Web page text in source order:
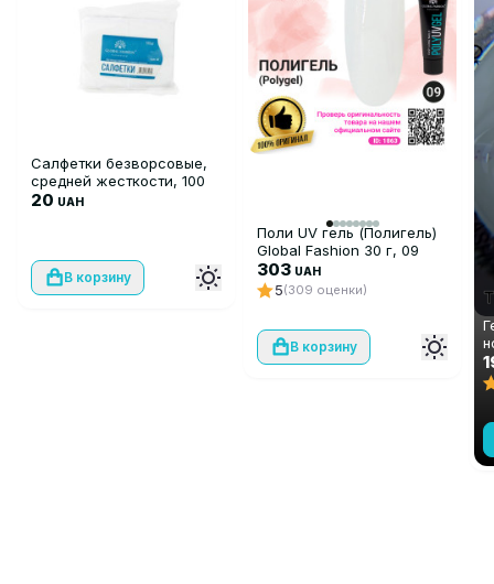
Салфетки безворсовые,
средней жесткости, 100
шт
20 UAH
В корзину
Поли UV гель (Полигель)
Global Fashion 30 г, 09
прозрачный
303 UAH
5(309 оценки)
В корзину